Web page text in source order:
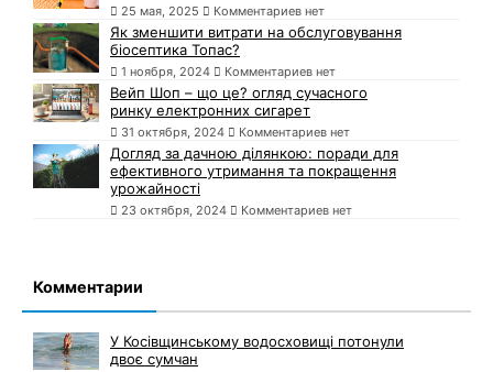
25 мая, 2025 Комментариев нет
Як зменшити витрати на обслуговування
біосептика Топас?
1 ноября, 2024 Комментариев нет
Вейп Шоп – що це? огляд сучасного
ринку електронних сигарет
31 октября, 2024 Комментариев нет
Догляд за дачною ділянкою: поради для
ефективного утримання та покращення
урожайності
23 октября, 2024 Комментариев нет
Комментарии
У Косівщинському водосховищі потонули
двоє сумчан